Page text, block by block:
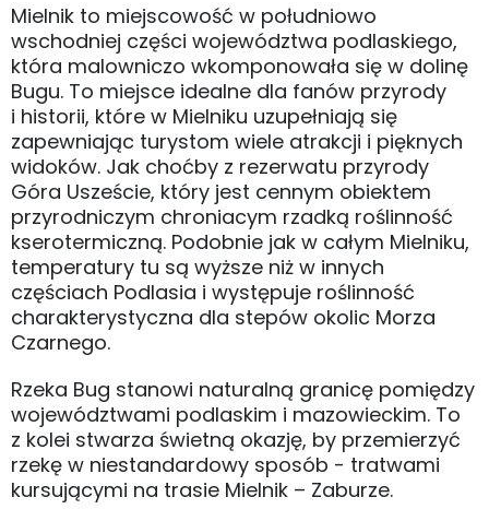
Mielnik to miejscowość w południowo
wschodniej części województwa podlaskiego,
która malowniczo wkomponowała się w dolinę
Bugu. To miejsce idealne dla fanów przyrody
i historii, które w Mielniku uzupełniają się
zapewniając turystom wiele atrakcji i pięknych
widoków. Jak choćby z rezerwatu przyrody
Góra Uszeście, który jest cennym obiektem
przyrodniczym chroniacym rzadką roślinność
kserotermiczną. Podobnie jak w całym Mielniku,
temperatury tu są wyższe niż w innych
częściach Podlasia i występuje roślinność
charakterystyczna dla stepów okolic Morza
Czarnego.
Rzeka Bug stanowi naturalną granicę pomiędzy
województwami podlaskim i mazowieckim. To
z kolei stwarza świetną okazję, by przemierzyć
rzekę w niestandardowy sposób - tratwami
kursującymi na trasie Mielnik – Zaburze.